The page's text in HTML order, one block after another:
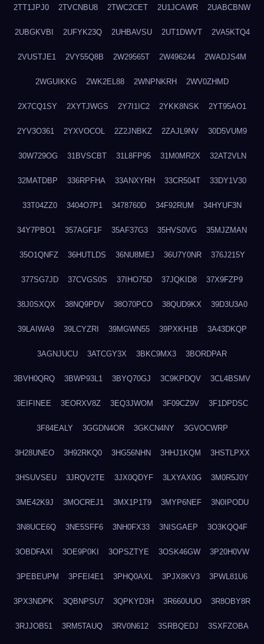
2TT1JPJ0 2TVCNBU8 2TWC2CET 2U1JCAWR 2UABCBNW
2UBGKVBI 2UFYK23Q 2UHBAVSU 2UT1DWVT 2VA5KTQ4
2VUSTJE1 2VY55Q8B 2W29565T 2W496244 2WADJS4M
2WGUIKKG 2WK2EL88 2WNPNKRH 2WV0ZHMD
2X7CQ1SY 2XYTJWGS 2Y7I1IC2 2YKK8NSK 2YT95AO1
2YV3O361 2YXVOCOL 2Z2JNBKZ 2ZAJL9NV 30D5VUM9
30W729OG 31BVSCBT 31L8FP95 31M0MR2X 32AT2VLN
32MATDBP 336RPFHA 33ANXYRH 33CR504T 33DY1V30
33T04ZZ0 3404O7P1 3478760D 34F92RUM 34HYUF3N
34Y7PBO1 357AGF1F 35AF37G3 35HVS0VG 35MJZMAN
35O1QNFZ 36HUTLDS 36NU8MEJ 36U7Y0NR 376J215Y
377SG7JD 37CVGS0S 37IHO75D 37JQKID8 37X9FZP9
38J0SXQX 38NQ9PDV 38O70PCO 38QUD9KX 39D3U3A0
39LAIWA9 39LCYZRI 39MGWN55 39PXKH1B 3A43DKQP
3AGNJUCU 3ATCGY3X 3BKC9MX3 3BORDPAR
3BVH0QRQ 3BWP93L1 3BYQ70GJ 3C9KPDQV 3CL4BSMV
3EIFINEE 3EORXV8Z 3EQ3JWOM 3F09CZ9V 3F1DPDSC
3F84EALY 3GGDN4OR 3GKCN4NY 3GVOCWRP
3H28UNEO 3H92RKQ0 3HG56NHN 3HHJ1KQM 3HSTLPXX
3HSUVSEU 3JRQV2TE 3JX0QDYF 3LXYAX0G 3M0R5J0Y
3ME42K9J 3MOCREJ1 3MX1P1T9 3MYP6NEF 3N0IPODU
3N8UCE6Q 3NE5SFF6 3NH0FX33 3NISGAEP 3O3KQQ4F
3OBDFAXI 3OE9P0KI 3OPSZTYE 3OSK46GW 3P20H0VW
3PEBEUPM 3PFEI4E1 3PHQ0AXL 3PJX8KV3 3PWL81U6
3PX3NDPK 3QBNPSU7 3QPKYD3H 3R660UUO 3R8OBY8R
3RJJOB51 3RM5TAUQ 3RV0N612 3SRBQEDJ 3SXFZOBA